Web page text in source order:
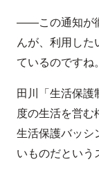
――この通知が
んが、利用した
ているのですね。
田川「生活保護
度の生活を営む
生活保護バッシ
いものだという